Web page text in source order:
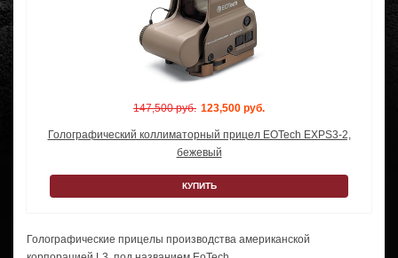
147,500 руб. 123,500 руб.
Голографический коллиматорный прицел EOTech EXPS3-2,
бежевый
КУПИТЬ
Голографические прицелы производства американской